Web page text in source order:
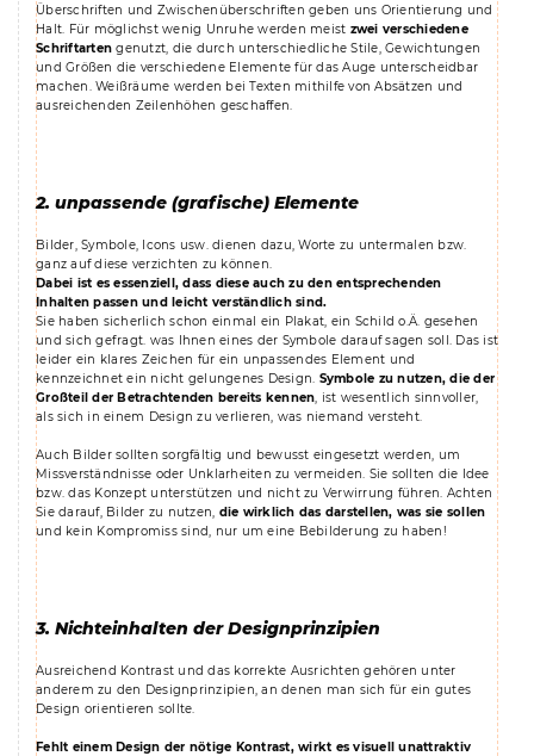
Überschriften und Zwischenüberschriften geben uns Orientierung und
Halt. Für möglichst wenig Unruhe werden meist zwei verschiedene
Schriftarten genutzt, die durch unterschiedliche Stile, Gewichtungen
und Größen die verschiedene Elemente für das Auge unterscheidbar
machen. Weißräume werden bei Texten mithilfe von Absätzen und
ausreichenden Zeilenhöhen geschaffen.
2. unpassende (grafische) Elemente
Bilder, Symbole, Icons usw. dienen dazu, Worte zu untermalen bzw.
ganz auf diese verzichten zu können.
Dabei ist es essenziell, dass diese auch zu den entsprechenden
Inhalten passen und leicht verständlich sind.
Sie haben sicherlich schon einmal ein Plakat, ein Schild o.Ä. gesehen
und sich gefragt. was Ihnen eines der Symbole darauf sagen soll. Das ist
leider ein klares Zeichen für ein unpassendes Element und
kennzeichnet ein nicht gelungenes Design. Symbole zu nutzen, die der
Großteil der Betrachtenden bereits kennen, ist wesentlich sinnvoller,
als sich in einem Design zu verlieren, was niemand versteht.
Auch Bilder sollten sorgfältig und bewusst eingesetzt werden, um
Missverständnisse oder Unklarheiten zu vermeiden. Sie sollten die Idee
bzw. das Konzept unterstützen und nicht zu Verwirrung führen. Achten
Sie darauf, Bilder zu nutzen, die wirklich das darstellen, was sie sollen
und kein Kompromiss sind, nur um eine Bebilderung zu haben!
3. Nichteinhalten der Designprinzipien
Ausreichend Kontrast und das korrekte Ausrichten gehören unter
anderem zu den Designprinzipien, an denen man sich für ein gutes
Design orientieren sollte.
Fehlt einem Design der nötige Kontrast, wirkt es visuell unattraktiv